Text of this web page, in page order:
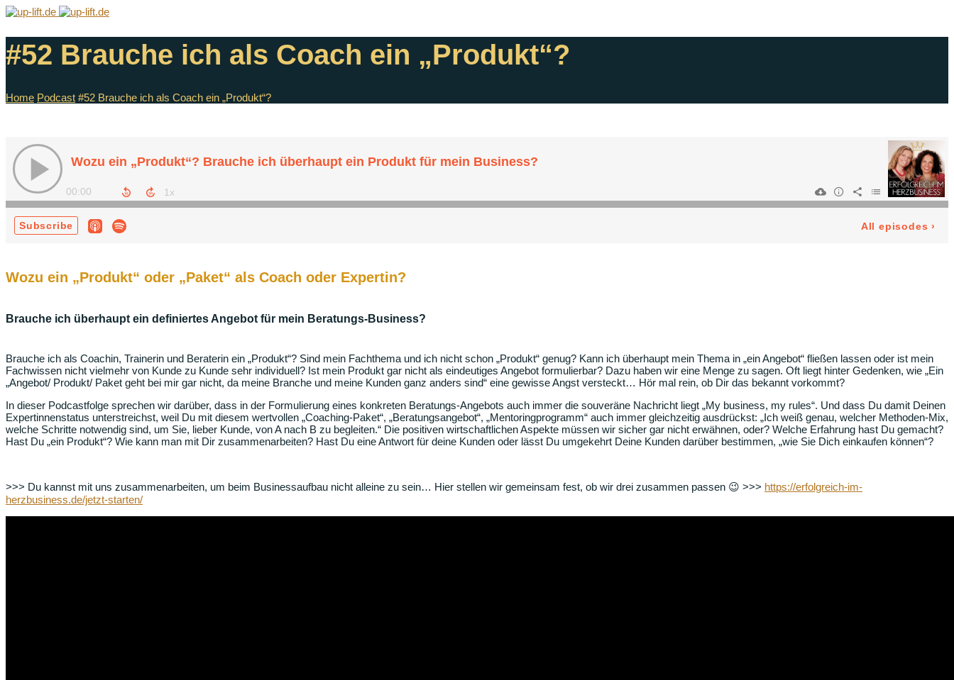
#52 Brauche ich als Coach ein „Produkt“?
Home Podcast #52 Brauche ich als Coach ein „Produkt“?
Wozu ein „Produkt“ oder „Paket“ als Coach oder Expertin?
Brauche ich überhaupt ein definiertes Angebot für mein Beratungs-Business?
Brauche ich als Coachin, Trainerin und Beraterin ein „Produkt“? Sind mein Fachthema und ich nicht schon „Produkt“ genug? Kann ich überhaupt mein Thema in „ein Angebot“ fließen lassen oder ist mein
Fachwissen nicht vielmehr von Kunde zu Kunde sehr individuell? Ist mein Produkt gar nicht als eindeutiges Angebot formulierbar? Dazu haben wir eine Menge zu sagen. Oft liegt hinter Gedenken, wie „Ein
„Angebot/ Produkt/ Paket geht bei mir gar nicht, da meine Branche und meine Kunden ganz anders sind“ eine gewisse Angst versteckt… Hör mal rein, ob Dir das bekannt vorkommt?
In dieser Podcastfolge sprechen wir darüber, dass in der Formulierung eines konkreten Beratungs-Angebots auch immer die souveräne Nachricht liegt „My business, my rules“. Und dass Du damit Deinen
Expertinnenstatus unterstreichst, weil Du mit diesem wertvollen „Coaching-Paket“, „Beratungsangebot“, „Mentoringprogramm“ auch immer gleichzeitig ausdrückst: „Ich weiß genau, welcher Methoden-Mix,
welche Schritte notwendig sind, um Sie, lieber Kunde, von A nach B zu begleiten.“ Die positiven wirtschaftlichen Aspekte müssen wir sicher gar nicht erwähnen, oder? Welche Erfahrung hast Du gemacht?
Hast Du „ein Produkt“? Wie kann man mit Dir zusammenarbeiten? Hast Du eine Antwort für deine Kunden oder lässt Du umgekehrt Deine Kunden darüber bestimmen, „wie Sie Dich einkaufen können“?
>>> Du kannst mit uns zusammenarbeiten, um beim Businessaufbau nicht alleine zu sein… Hier stellen wir gemeinsam fest, ob wir drei zusammen passen 😉 >>> https://erfolgreich-im-
herzbusiness.de/jetzt-starten/